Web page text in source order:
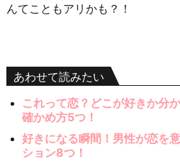
んてこともアリかも？！
あわせて読みたい
これって恋？どこが好きか分
確かめ方5つ！
好きになる瞬間！男性が恋を
ション8つ！